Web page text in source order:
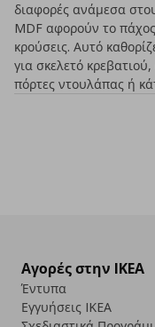
διαφορές ανάμεσα
MDF αφορούν το
κρούσεις. Αυτό
για σκελετό
πόρτες ντουλάπας ή
Αγορές στην IKEA
Έντυπα
Εγγυήσεις IKEA